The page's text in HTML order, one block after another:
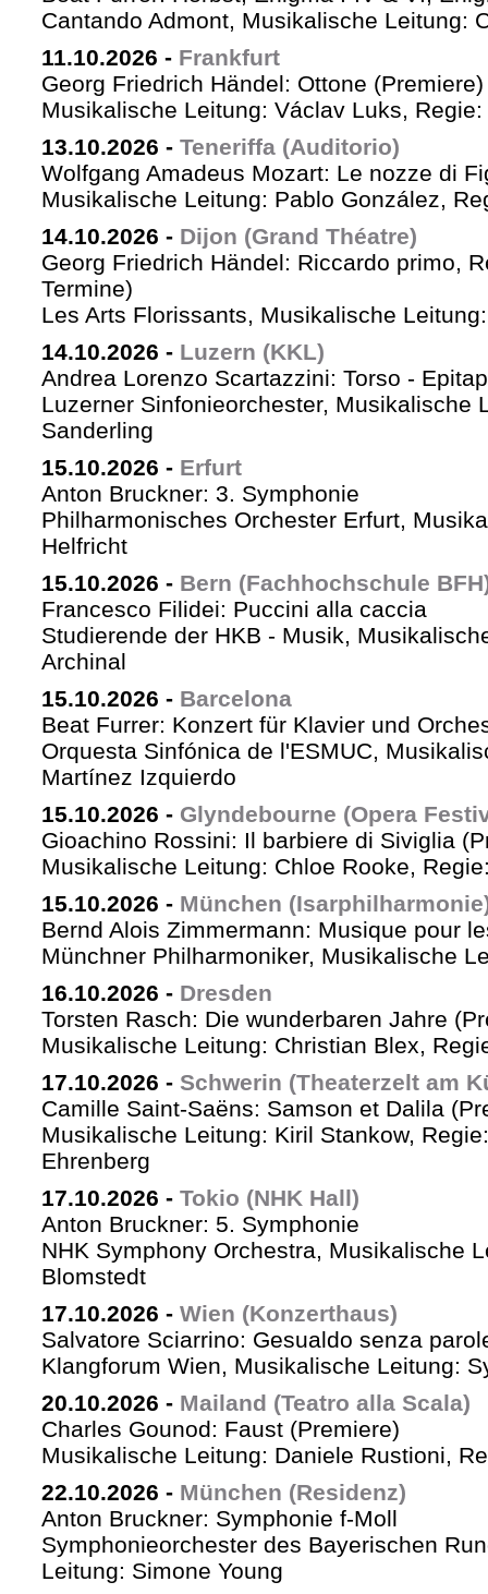
Cantando Admont, Musikalische Leitung:
11.10.2026 - Frankfurt
Georg Friedrich Händel: Ottone (Premiere)
Musikalische Leitung: Václav Luks,
13.10.2026 - Teneriffa (Auditorio)
Wolfgang Amadeus Mozart: Le nozze di
Musikalische Leitung: Pablo González,
14.10.2026 - Dijon (Grand Théatre)
Georg Friedrich Händel: Riccardo primo,
Termine)
Les Arts Florissants, Musikalische
14.10.2026 - Luzern (KKL)
Andrea Lorenzo Scartazzini: Torso -
Luzerner Sinfonieorchester, Musikalische
Sanderling
15.10.2026 - Erfurt
Anton Bruckner: 3. Symphonie
Philharmonisches Orchester Erfurt,
Helfricht
15.10.2026 - Bern (Fachhochschule
Francesco Filidei: Puccini alla caccia
Studierende der HKB - Musik,
Archinal
15.10.2026 - Barcelona
Beat Furrer: Konzert für Klavier und
Orquesta Sinfónica de l'ESMUC,
Martínez Izquierdo
15.10.2026 - Glyndebourne (Opera
Gioachino Rossini: Il barbiere di Siviglia
Musikalische Leitung: Chloe Rooke,
15.10.2026 - München
Bernd Alois Zimmermann: Musique pour
Münchner Philharmoniker, Musikalische
16.10.2026 - Dresden
Torsten Rasch: Die wunderbaren Jahre
Musikalische Leitung: Christian Blex,
17.10.2026 - Schwerin (Theaterzelt am
Camille Saint-Saëns: Samson et Dalila
Musikalische Leitung: Kiril Stankow,
Ehrenberg
17.10.2026 - Tokio (NHK Hall)
Anton Bruckner: 5. Symphonie
NHK Symphony Orchestra, Musikalische
Blomstedt
17.10.2026 - Wien (Konzerthaus)
Salvatore Sciarrino: Gesualdo senza
Klangforum Wien, Musikalische Leitung:
20.10.2026 - Mailand (Teatro alla Scala)
Charles Gounod: Faust (Premiere)
Musikalische Leitung: Daniele Rustioni,
22.10.2026 - München (Residenz)
Anton Bruckner: Symphonie f-Moll
Symphonieorchester des Bayerischen
Leitung: Simone Young